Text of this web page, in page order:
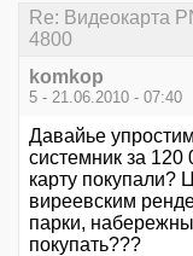
Re: Видеокарта
4800
komkop
5 - 21.06.2010 - 07:40
Давайье
системник за
карту покупали?
виреевским
парки,
покупать???